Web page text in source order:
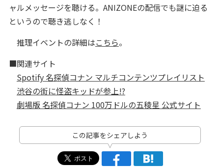
ャルメッセージを聴ける。ANIZONEの配信でも謎に迫る
というので聴き逃しなく！
推理イベントの詳細はこちら。
■関連サイト
Spotify 名探偵コナン マルチコンテンツプレイリスト
渋谷の街に怪盗キッドが参上!?
劇場版 名探偵コナン 100万ドルの五稜星 公式サイト
この記事をシェアしよう